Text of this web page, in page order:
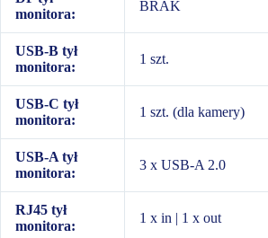
monitora:
BRAK
USB-B tył
monitora:
1 szt.
USB-C tył
monitora:
1 szt. (dla kamery)
USB-A tył
monitora:
3 x USB-A 2.0
RJ45 tył
monitora:
1 x in | 1 x out